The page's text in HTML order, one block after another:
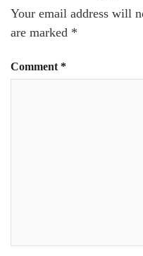
Your email address will
are marked *
Comment *